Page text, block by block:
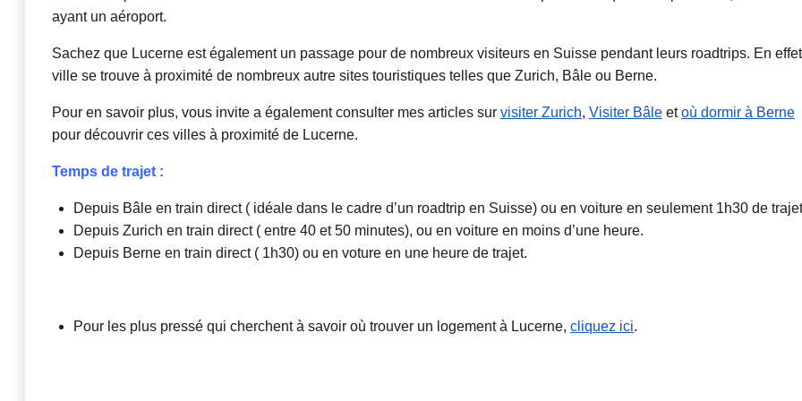
ayant un aéroport.
Sachez que Lucerne est également un passage pour de nombreux visiteurs en Suisse pendant leurs roadtrips. En
ville se trouve à proximité de nombreux autre sites touristiques telles que Zurich, Bâle ou Berne.
Pour en savoir plus, vous invite a également consulter mes articles sur visiter Zurich, Visiter Bâle etoù dormir à Berne
pour découvrir ces villes à proximité de Lucerne.
Temps de trajet :
Depuis Bâle en train direct ( idéale dans le cadre d’un roadtrip en Suisse) ou en voiture en seulement 1h30 de
Depuis Zurich en train direct ( entre 40 et 50 minutes), ou en voiture en moins d’une heure.
Depuis Berne en train direct ( 1h30) ou en voture en une heure de trajet.
Pour les plus pressé qui cherchent à savoir où trouver un logement à Lucerne, cliquez ici.